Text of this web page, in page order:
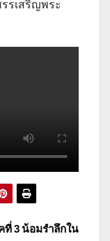
รเสริญพระ
ที่ 3 น้อมรำลึกใน